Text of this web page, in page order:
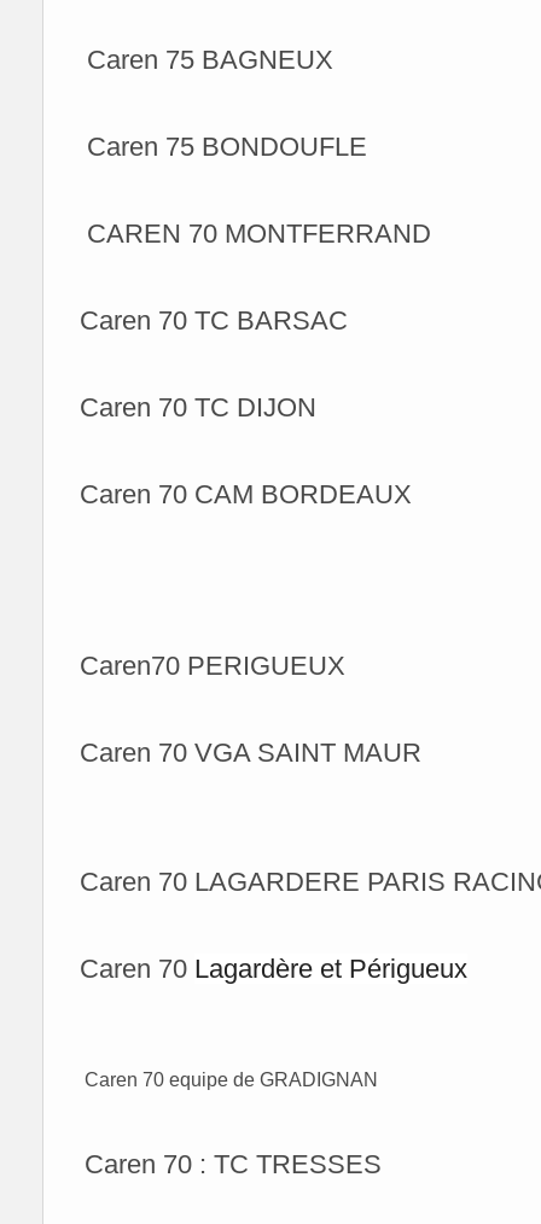
Caren 75 BAGNEUX
Caren 75 BONDOUFLE
CAREN 70 MONTFERRAND
Caren 70 TC BARSAC
Caren 70 TC DIJON
Caren 70 CAM BORDEAUX
Caren70 PERIGUEUX
Caren 70 VGA SAINT MAUR
Caren 70 LAGARDERE PARIS
Caren 70 Lagardère et Périgueux
Caren 70 equipe de GRADIGNAN
Caren 70 : TC TRESSES